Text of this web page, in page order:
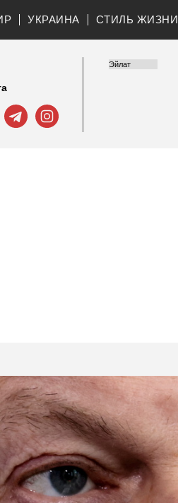
УКРАИНА СТИЛЬ ЖИЗНИ